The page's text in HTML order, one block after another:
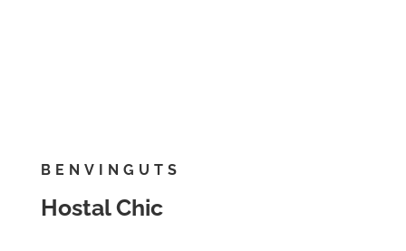
BENVINGUTS
Hostal Chic